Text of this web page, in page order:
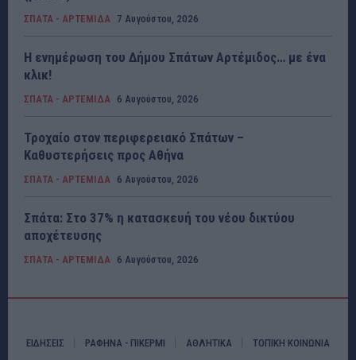
ΣΠΑΤΑ - ΑΡΤΕΜΙΔΑ 7 Αυγούστου, 2026
Η ενημέρωση του Δήμου Σπάτων Αρτέμιδος… με ένα
κλικ!
ΣΠΑΤΑ - ΑΡΤΕΜΙΔΑ 6 Αυγούστου, 2026
Τροχαίο στον περιφερειακό Σπάτων –
Καθυστερήσεις προς Αθήνα
ΣΠΑΤΑ - ΑΡΤΕΜΙΔΑ 6 Αυγούστου, 2026
Σπάτα: Στο 37% η κατασκευή του νέου δικτύου
αποχέτευσης
ΣΠΑΤΑ - ΑΡΤΕΜΙΔΑ 6 Αυγούστου, 2026
ΕΙΔΗΣΕΙΣ ΡΑΦΗΝΑ - ΠΙΚΕΡΜΙ ΑΘΛΗΤΙΚΑ ΤΟΠΙΚΗ ΚΟΙΝΩΝΙΑ